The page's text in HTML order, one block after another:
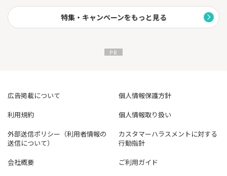
特集・キャンペーンをもっと見る
広告掲載について
個人情報保護方針
利用規約
個人情報取り扱い
外部送信ポリシー（利用者情報の
送信について）
カスタマーハラスメントに対する
行動指針
会社概要
ご利用ガイド